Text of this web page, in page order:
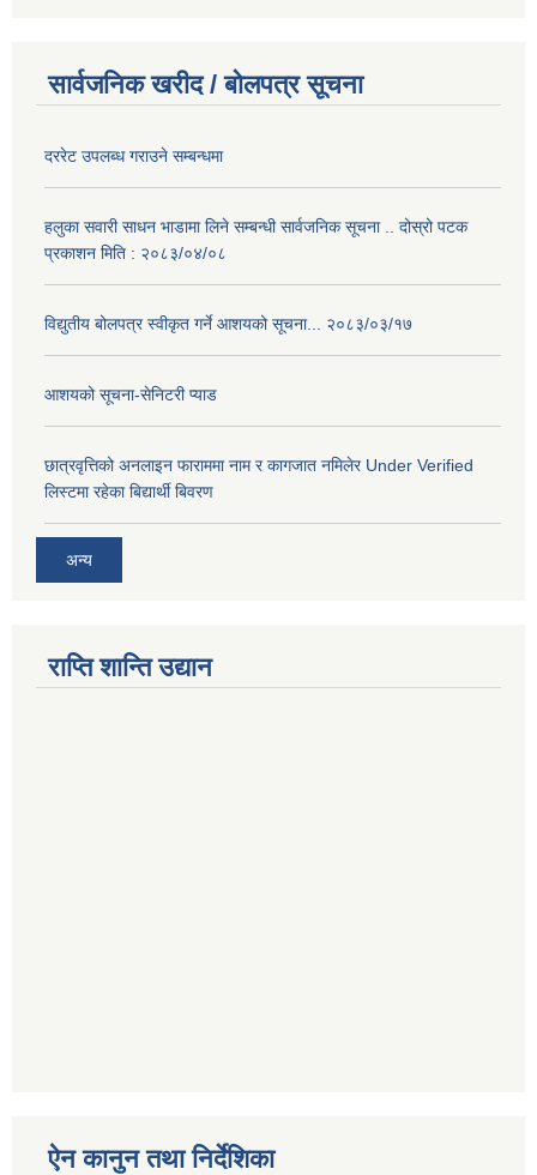
सार्वजनिक खरीद / बोलपत्र सूचना
दररेट उपलब्ध गराउने सम्बन्धमा
हलुका सवारी साधन भाडामा लिने सम्बन्धी सार्वजनिक सूचना .. दोस्रो पटक
प्रकाशन मिति : २०८३/०४/०८
विद्युतीय बोलपत्र स्वीकृत गर्ने आशयको सूचना... २०८३/०३/१७
आशयको सूचना-सेनिटरी प्याड
छात्रवृत्तिको अनलाइन फाराममा नाम र कागजात नमिलेर Under Verified
लिस्टमा रहेका बिद्यार्थी बिवरण
अन्य
राप्ति शान्ति उद्यान
ऐन कानुन तथा निर्देशिका